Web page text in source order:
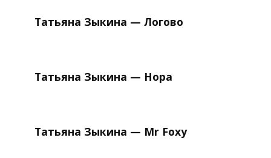
Татьяна Зыкина — Логово
Татьяна Зыкина — Нора
Татьяна Зыкина — Mr Foxy